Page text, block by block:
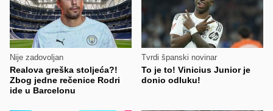
Nije zadovoljan
Realova greška stoljeća?!
Zbog jedne rečenice Rodri
ide u Barcelonu
Tvrdi španski novinar
To je to! Vinicius Junior je
donio odluku!